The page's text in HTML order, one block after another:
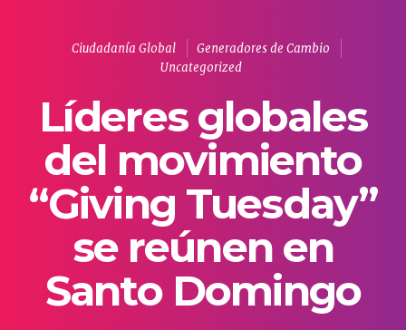
Ciudadanía Global
Generadores de Cambio
Uncategorized
Líderes globales
del movimiento
“Giving Tuesday”
se reúnen en
Santo Domingo